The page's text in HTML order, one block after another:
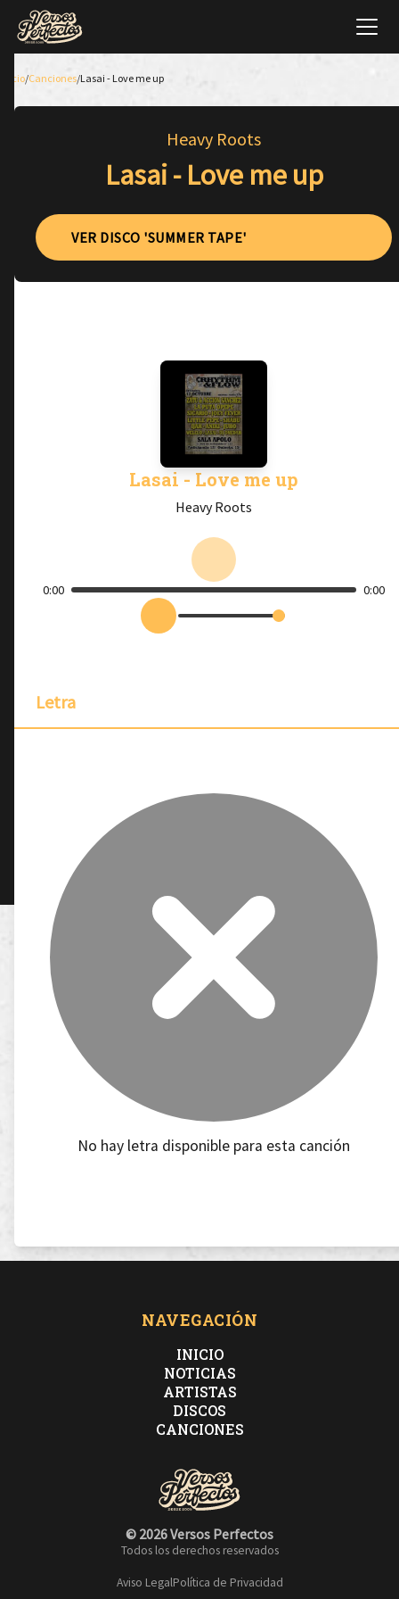
Inicio/Canciones/Lasai - Love me up
Heavy Roots
Lasai - Love me up
VER DISCO 'SUMMER TAPE'
Lasai - Love me up
Heavy Roots
0:00 0:00
Letra
No hay letra disponible para esta canción
NAVEGACIÓN
INICIO
NOTICIAS
ARTISTAS
DISCOS
CANCIONES
© 2026 Versos Perfectos
Todos los derechos reservados
Aviso LegalPolítica de Privacidad